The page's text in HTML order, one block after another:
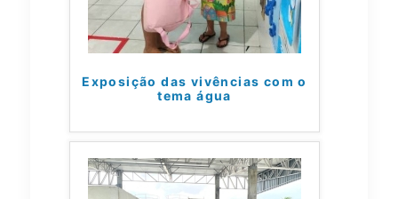
Exposição das vivências com o
tema água